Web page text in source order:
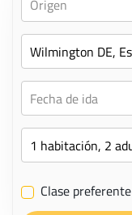
✔ Clase preferente